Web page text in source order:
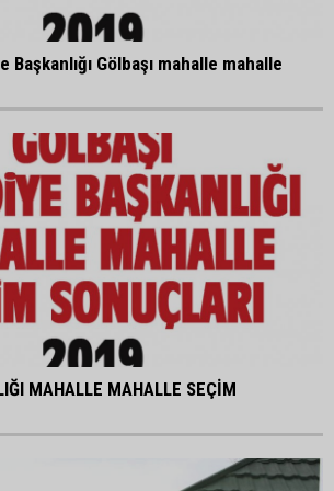
Başkanlığı Gölbaşı mahalle mahalle
MAHALLE MAHALLE SEÇİM